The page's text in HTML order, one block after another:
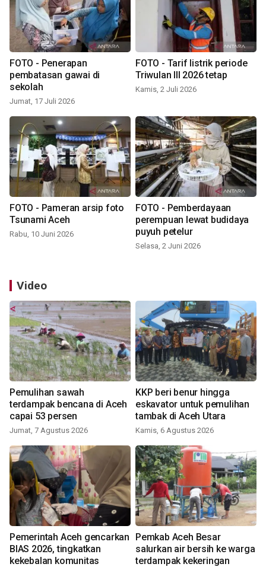
FOTO - Penerapan
pembatasan gawai di
sekolah
Jumat, 17 Juli 2026
FOTO - Tarif listrik periode
Triwulan III 2026 tetap
Kamis, 2 Juli 2026
FOTO - Pameran arsip foto
Tsunami Aceh
Rabu, 10 Juni 2026
FOTO - Pemberdayaan
perempuan lewat budidaya
puyuh petelur
Selasa, 2 Juni 2026
Video
Pemulihan sawah
terdampak bencana di Aceh
capai 53 persen
Jumat, 7 Agustus 2026
KKP beri benur hingga
eskavator untuk pemulihan
tambak di Aceh Utara
Kamis, 6 Agustus 2026
Pemerintah Aceh gencarkan
BIAS 2026, tingkatkan
kekebalan komunitas
Pemkab Aceh Besar
salurkan air bersih ke warga
terdampak kekeringan